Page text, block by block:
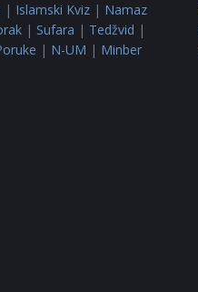
| Islamski Kviz| Namaz
| Sufara | Tedžvid |
| N-UM | Minber